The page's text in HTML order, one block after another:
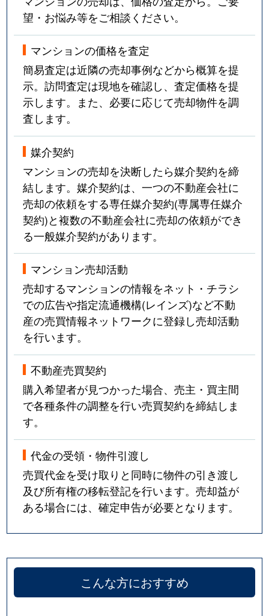
望・お悩み等をご相談ください。
マンションの価格を査定
簡易査定は近隣の売却事例などから概算を提
示。訪問査定は現地を確認し、査定価格を提
示します。また、必要に応じて売却物件を調
査します。
媒介契約
マンションの売却を決断したら媒介契約を締
結します。媒介契約は、一つの不動産会社に
売却の依頼をする専任媒介契約(専属専任媒介
契約)と複数の不動産会社に売却の依頼ができ
る一般媒介契約があります。
マンション売却活動
売却するマンションの情報をネット・チラシ
での広告や指定流通機構(レインズ)など不動
産の売買情報ネットワークに登録し売却活動
を行います。
不動産売買契約
購入希望者が見つかった場合、売主・買主間
で各種条件の調整を行い売買契約を締結しま
す。
代金の受領・物件引渡し
売買代金を受け取りと同時に物件の引き渡し
及び所有権の移転登記を行います。売却益が
ある場合には、確定申告が必要となります。
こんな方におすすめ